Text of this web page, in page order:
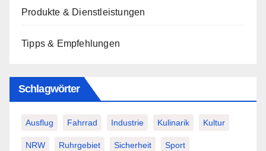
Produkte & Dienstleistungen
Tipps & Empfehlungen
Schlagwörter
Ausflug Fahrrad Industrie Kulinarik Kultur
NRW Ruhrgebiet Sicherheit Sport